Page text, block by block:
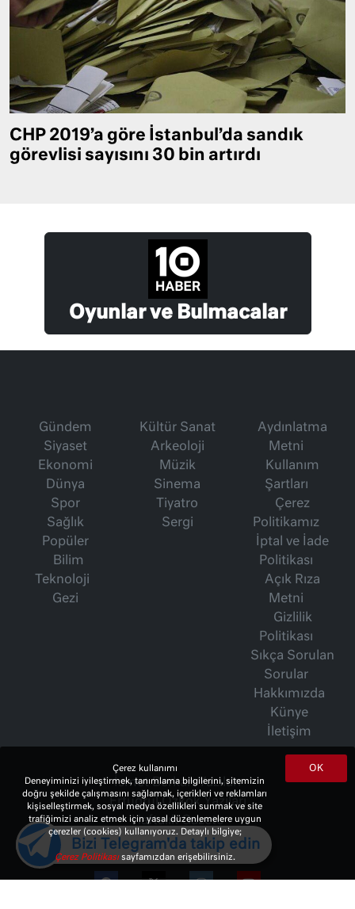
CHP 2019’a göre İstanbul’da sandık
görevlisi sayısını 30 bin artırdı
Oyunlar ve Bulmacalar
Gündem
Siyaset
Ekonomi
Dünya
Spor
Sağlık
Popüler
Bilim
Teknoloji
Gezi
Kültür Sanat
Arkeoloji
Müzik
Sinema
Tiyatro
Sergi
Aydınlatma
Metni
Kullanım
Şartları
Çerez
Politikamız
İptal ve İade
Politikası
Açık Rıza
Metni
Gizlilik
Politikası
Sıkça Sorulan
Sorular
Hakkımızda
Künye
İletişim
İsmet Berkan Yazıları
Ertuğrul Özkök Yazıları
Haftalık Gazete
OK
Çerez kullanımı
Deneyiminizi iyileştirmek, tanımlama bilgilerini, sitemizin
doğru şekilde çalışmasını sağlamak, içerikleri ve reklamları
kişiselleştirmek, sosyal medya özellikleri sunmak ve site
trafiğimizi analiz etmek için yasal düzenlemelere uygun
çerezler (cookies) kullanıyoruz. Detaylı bilgiye;
Çerez Politikasısayfamızdan erişebilirsiniz.
Bizi Telegram'da takip edin